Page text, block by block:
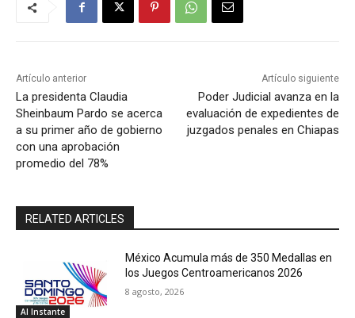
Artículo anterior
La presidenta Claudia
Sheinbaum Pardo se acerca
a su primer año de gobierno
con una aprobación
promedio del 78%
Artículo siguiente
Poder Judicial avanza en la
evaluación de expedientes de
juzgados penales en Chiapas
RELATED ARTICLES
Al Instante
México Acumula más de 350 Medallas en
los Juegos Centroamericanos 2026
8 agosto, 2026